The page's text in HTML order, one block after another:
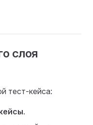
слоя
тест-кейса:
.